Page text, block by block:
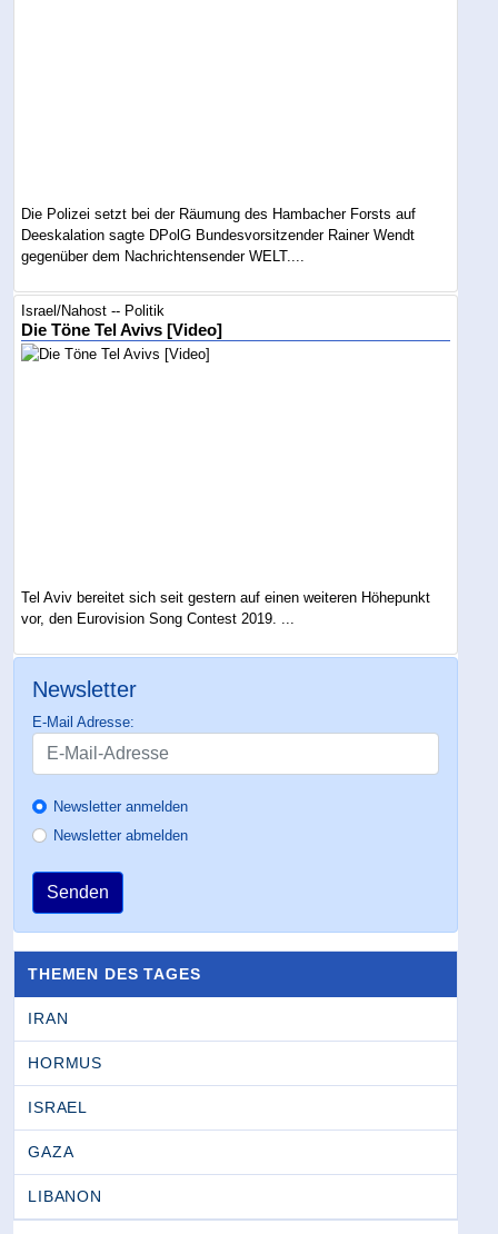
Die Polizei setzt bei der Räumung des Hambacher Forsts auf
Deeskalation sagte DPolG Bundesvorsitzender Rainer Wendt
gegenüber dem Nachrichtensender WELT....
Israel/Nahost -- Politik
Die Töne Tel Avivs [Video]
Tel Aviv bereitet sich seit gestern auf einen weiteren Höhepunkt
vor, den Eurovision Song Contest 2019. ...
Newsletter
E-Mail Adresse:
Newsletter anmelden
Newsletter abmelden
Senden
THEMEN DES TAGES
IRAN
HORMUS
ISRAEL
GAZA
LIBANON